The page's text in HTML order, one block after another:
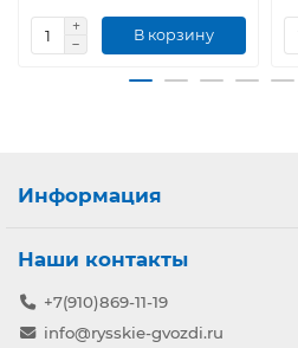
В корзину
Информация
Наши контакты
+7(910)869-11-19
info@rysskie-gvozdi.ru